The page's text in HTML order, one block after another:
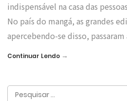
indispensável na casa das
No país do mangá, as grandes
apercebendo-se disso,
Continuar Lendo →